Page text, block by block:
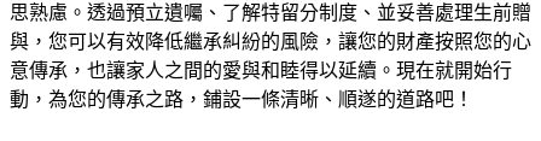
思熟慮。透過預立遺囑、了解特留分制度、並妥善處理生前贈
與，您可以有效降低繼承糾紛的風險，讓您的財產按照您的心
意傳承，也讓家人之間的愛與和睦得以延續。現在就開始行
動，為您的傳承之路，鋪設一條清晰、順遂的道路吧！